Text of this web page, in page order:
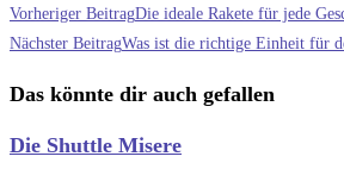
Weitere
Artikel
ansehen
Vorheriger BeitragDie ideale Rakete für jede
Nächster BeitragWas ist die richtige Einheit für
Das könnte dir auch gefallen
Die Shuttle Misere